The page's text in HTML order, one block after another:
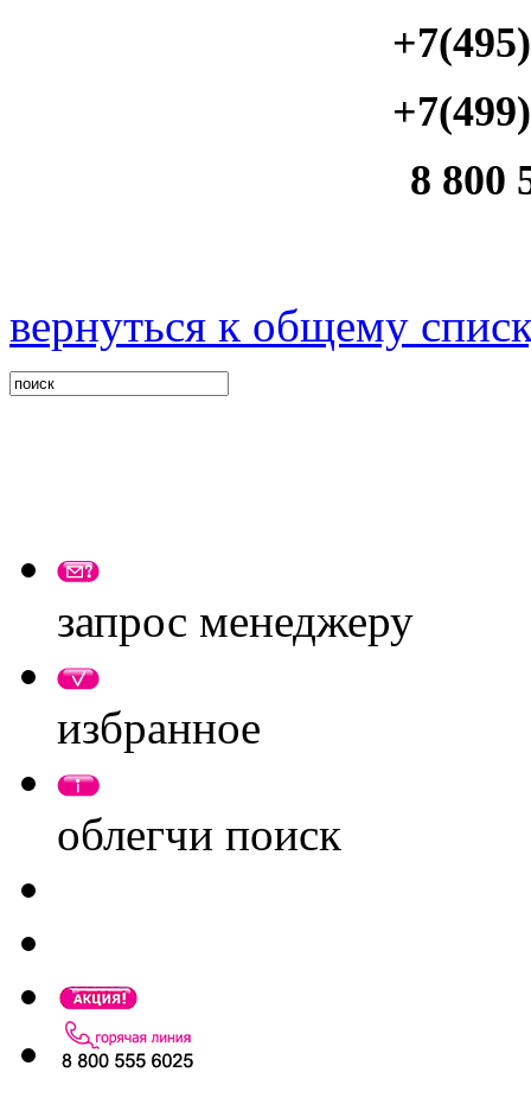
8 800
вернуться к общему
запрос менеджеру
избранное
облегчи поиск